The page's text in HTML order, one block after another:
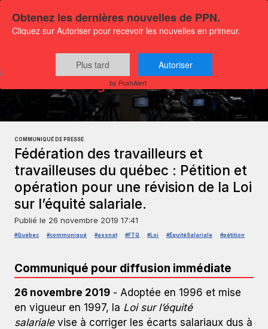
Communiqués
Actualités générales
COMMUNIQUÉ DE PRESSE
Fédération des travailleurs et
travailleuses du québec : Pétition et
opération pour une révision de la Loi
sur l’équité salariale.
Publié le 26 novembre 2019 17:41
#Québec #communiqué #assnat #FTQ #Loi #ÉquitéSalariale #pétition
Communiqué pour diffusion immédiate
26 novembre 2019 - Adoptée en 1996 et mise
en vigueur en 1997, la Loi sur l’équité
salarialevise à corriger les écarts salariaux dus à
Obtenez les dernières nouvelles de PPN.
Cliquez sur Autoriser pour recevoir les nouvelles en primeur.
Plus tard Autoriser
by PushAlert